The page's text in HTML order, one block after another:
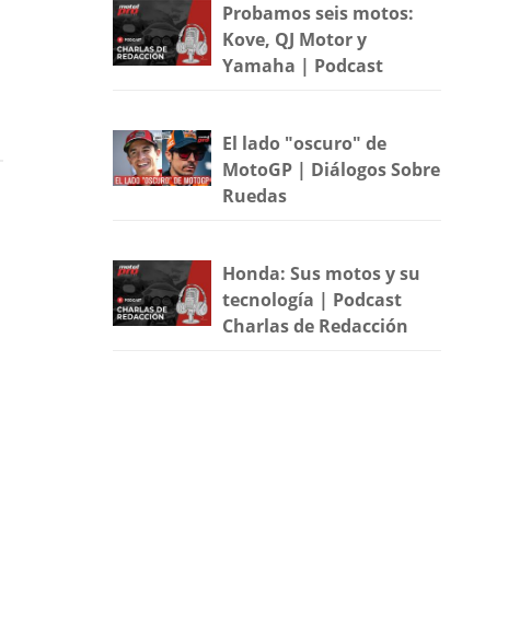
Probamos seis motos:
Kove, QJ Motor y
Yamaha | Podcast
El lado "oscuro" de
MotoGP | Diálogos Sobre
Ruedas
Honda: Sus motos y su
tecnología | Podcast
Charlas de Redacción